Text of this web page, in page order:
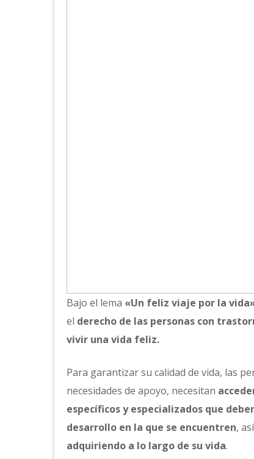
Bajo el lema «Un feliz viaje por la
el derecho de las personas con
vivir una vida feliz.
Para garantizar su calidad de vida, las
necesidades de apoyo, necesitan
específicos y especializados que
desarrollo en la que se encuentren,
adquiriendo a lo largo de su vida.